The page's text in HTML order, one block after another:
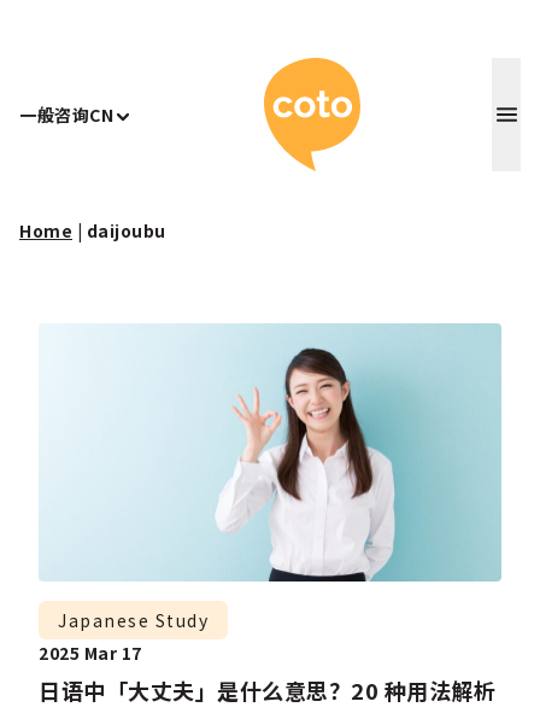
一般咨询CN Coto 日本
Home | daijoubu
日语中「大丈夫」是什么意思？20 种用法解析
Japanese Study
2025 Mar 17